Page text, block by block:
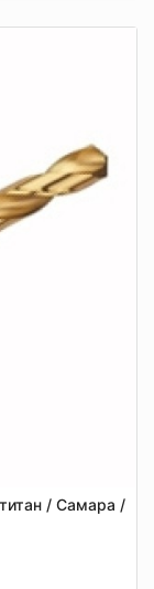
/ Самара /